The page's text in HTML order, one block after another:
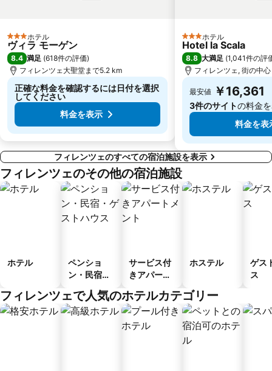
3 ホテルのランク
ホテル
ヴィラ モーゲン
8.4 満足 (618件の評価)
フィレンツェ大聖堂まで5.2 km
正確な料金を確認するには日付を選択
してください
料金を表示
3 ホテルのランク
ホテル
Hotel la Scala
8.8 大満足 (1,041件の評
フィレンツェ, 街の中
最安値 ￥16,361
3件のサイトの料金
料金を表
フィレンツェのすべての宿泊施設を表示
フィレンツェのその他の宿泊施設
ホテル
ペンショ
ン・民宿・
ス
サービス付
きアパート
ホステル
ゲス
ス
フィレンツェで人気のホテルカテゴリー